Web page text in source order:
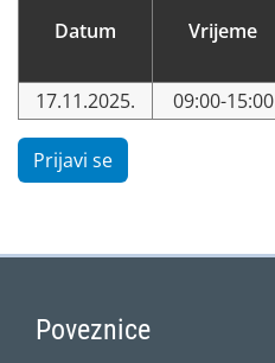
Datum Vrijeme
17.11.2025. 09:00-15:00
Prijavi se
Poveznice